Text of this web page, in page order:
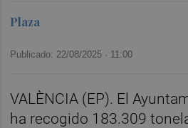
Plaza
Publicado: 22/08/2025 · 11:00
VALÈNCIA (EP). El
ha recogido 183.309